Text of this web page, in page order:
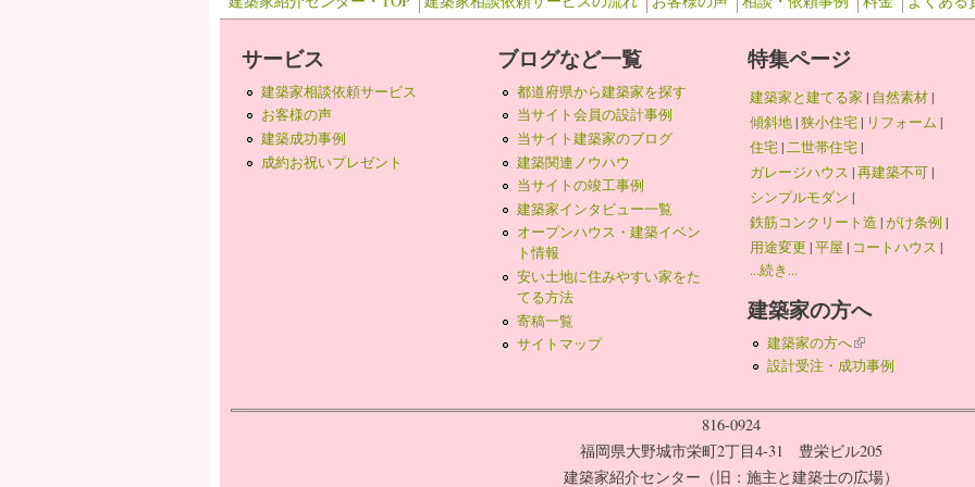
サービス
建築家相談依頼サービス
お客様の声
建築成功事例
成約お祝いプレゼント
ブログなど一覧
都道府県から建築家を探す
当サイト会員の設計事例
当サイト建築家のブログ
建築関連ノウハウ
当サイトの竣工事例
建築家インタビュー一覧
オープンハウス・建築イベン
ト情報
安い土地に住みやすい家をた
てる方法
寄稿一覧
サイトマップ
特集ページ
建築家と建てる家 | 自然素材|
傾斜地|狭小住宅| リフォーム |
住宅|二世帯住宅|
ガレージハウス |再建築不可|
シンプルモダン |
鉄筋コンクリート造 |がけ条例 |
用途変更 |平屋 | コートハウス |
...続き...
建築家の方へ
建築家の方へ(link is external)
設計受注・成功事例
816-0924
福岡県大野城市栄町2丁目4-31 豊栄ビル205
建築家紹介センター（旧：施主と建築士の広場）